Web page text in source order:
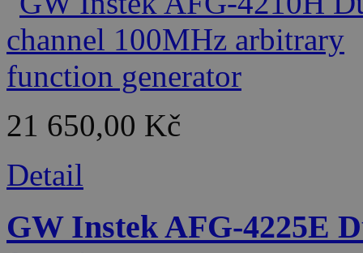
21 650,00 Kč
Detail
GW Instek AFG-4225E